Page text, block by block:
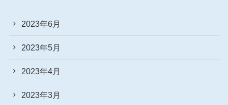
2023年6月
2023年5月
2023年4月
2023年3月